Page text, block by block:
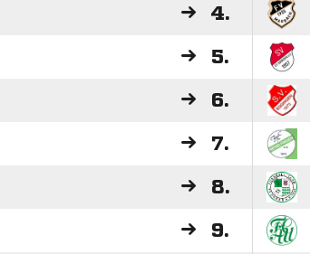
4.
5.
6.
7.
8.
9.